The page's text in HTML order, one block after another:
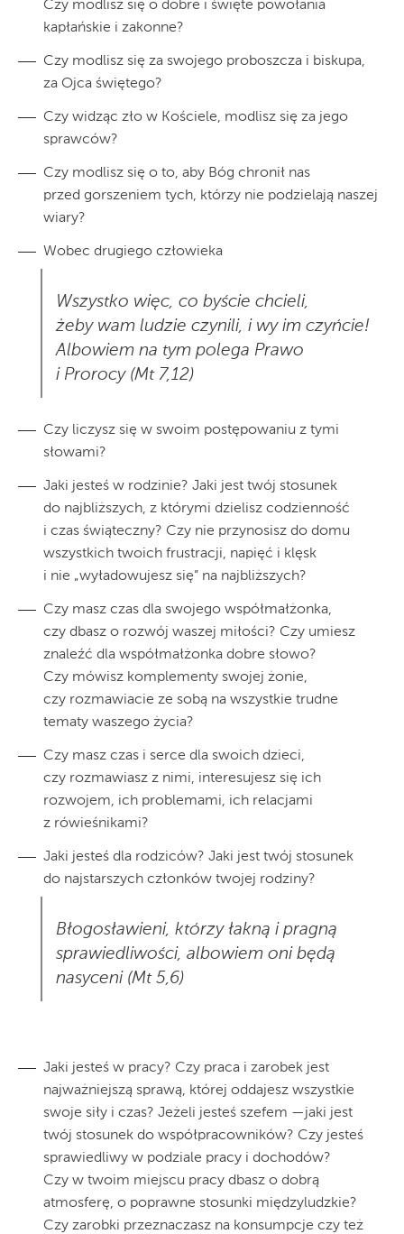
Czy modlisz się o dobre i święte powołania
kapłańskie i zakonne?
Czy modlisz się za swojego proboszcza i biskupa,
za Ojca świętego?
Czy widząc zło w Kościele, modlisz się za jego
sprawców?
Czy modlisz się o to, aby Bóg chronił nas
przed gorszeniem tych, którzy nie podzielają naszej
wiary?
Wobec drugiego człowieka
Wszystko więc, co byście chcieli,
żeby wam ludzie czynili, i wy im czyńcie!
Albowiem na tym polega Prawo
i Prorocy (Mt 7,12)
Czy liczysz się w swoim postępowaniu z tymi
słowami?
Jaki jesteś w rodzinie? Jaki jest twój stosunek
do najbliższych, z którymi dzielisz codzienność
i czas świąteczny? Czy nie przynosisz do domu
wszystkich twoich frustracji, napięć i klęsk
i nie „wyładowujesz się” na najbliższych?
Czy masz czas dla swojego współmałżonka,
czy dbasz o rozwój waszej miłości? Czy umiesz
znaleźć dla współmałżonka dobre słowo?
Czy mówisz komplementy swojej żonie,
czy rozmawiacie ze sobą na wszystkie trudne
tematy waszego życia?
Czy masz czas i serce dla swoich dzieci,
czy rozmawiasz z nimi, interesujesz się ich
rozwojem, ich problemami, ich relacjami
z rówieśnikami?
Jaki jesteś dla rodziców? Jaki jest twój stosunek
do najstarszych członków twojej rodziny?
Błogosławieni, którzy łakną i pragną
sprawiedliwości, albowiem oni będą
nasyceni (Mt 5,6)
Jaki jesteś w pracy? Czy praca i zarobek jest
najważniejszą sprawą, której oddajesz wszystkie
swoje siły i czas? Jeżeli jesteś szefem —jaki jest
twój stosunek do współpracowników? Czy jesteś
sprawiedliwy w podziale pracy i dochodów?
Czy w twoim miejscu pracy dbasz o dobrą
atmosferę, o poprawne stosunki międzyludzkie?
Czy zarobki przeznaczasz na konsumpcje czy też